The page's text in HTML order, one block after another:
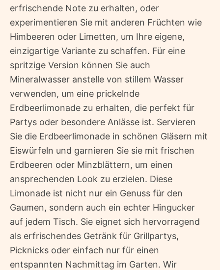
erfrischende Note zu erhalten, oder
experimentieren Sie mit anderen Früchten wie
Himbeeren oder Limetten, um Ihre eigene,
einzigartige Variante zu schaffen. Für eine
spritzige Version können Sie auch
Mineralwasser anstelle von stillem Wasser
verwenden, um eine prickelnde
Erdbeerlimonade zu erhalten, die perfekt für
Partys oder besondere Anlässe ist. Servieren
Sie die Erdbeerlimonade in schönen Gläsern mit
Eiswürfeln und garnieren Sie sie mit frischen
Erdbeeren oder Minzblättern, um einen
ansprechenden Look zu erzielen. Diese
Limonade ist nicht nur ein Genuss für den
Gaumen, sondern auch ein echter Hingucker
auf jedem Tisch. Sie eignet sich hervorragend
als erfrischendes Getränk für Grillpartys,
Picknicks oder einfach nur für einen
entspannten Nachmittag im Garten. Wir